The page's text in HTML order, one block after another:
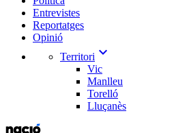
Entrevistes
Reportatges
Opinió
Territori expand_more
Vic
Manlleu
Torelló
Lluçanès